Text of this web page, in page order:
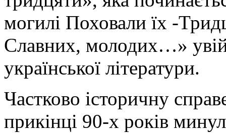
могилі Поховали їх -
Славних, молодих…»
української літератури.
Частково історичну
прикінці 90-х років